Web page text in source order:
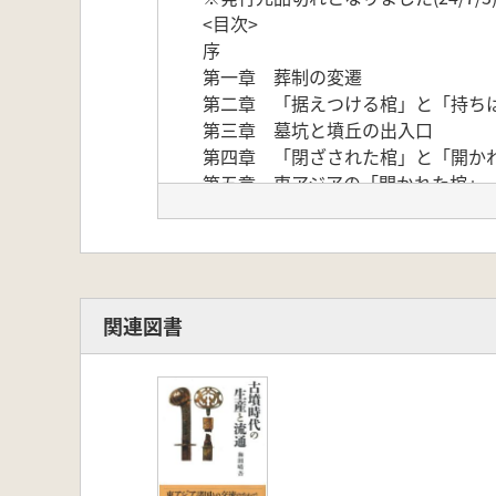
<目次>
序
第一章 葬制の変遷
第二章 「据えつける棺」と「持ち
第三章 墓坑と墳丘の出入口
第四章 「閉ざされた棺」と「開か
第五章 東アジアの「開かれた棺」
第八章 古墳づくりに関する若干の
関連図書